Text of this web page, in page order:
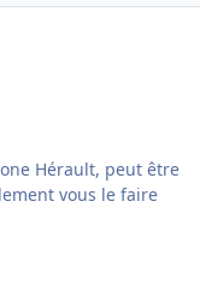
Hérault, peut être
vous le faire